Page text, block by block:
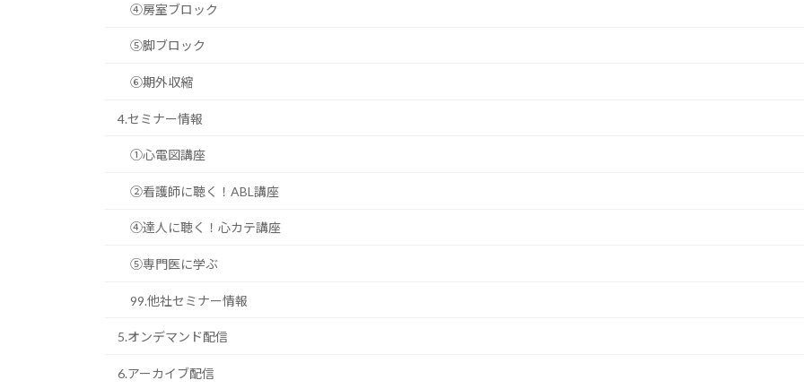
④房室ブロック
⑤脚ブロック
⑥期外収縮
4.セミナー情報
①心電図講座
②看護師に聴く！ABL講座
④達人に聴く！心カテ講座
⑤専門医に学ぶ
99.他社セミナー情報
5.オンデマンド配信
6.アーカイブ配信